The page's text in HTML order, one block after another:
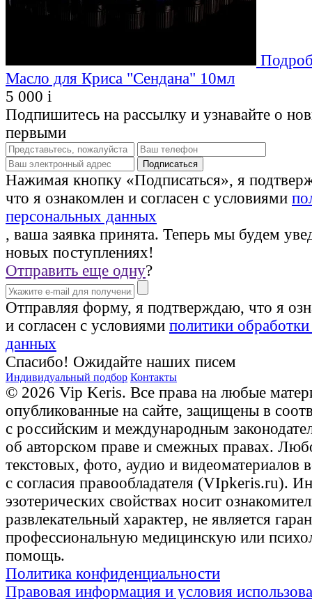
Масло для Криса "Сендана" 10мл
5 000 i
Подпишитесь на рассылку и узнавайте о
первыми
Нажимая кнопку «Подписаться», я
что я ознакомлен и согласен с условиями
персональных данных
, ваша заявка принята. Теперь мы будем
новых поступлениях!
Отправить еще одну?
Отправляя форму, я подтверждаю, что я
и согласен с условиями политики
данных
Спасибо! Ожидайте наших писем
Индивидуальный подбор Контакты
© 2026 Vip Keris. Все права на любые
опубликованные на сайте, защищены в
с российским и международным
об авторском праве и смежных правах.
текстовых, фото, аудио и видеоматериалов
с согласия правообладателя (VIpkeris.ru).
эзотерических свойствах носит
развлекательный характер, не является
профессиональную медицинскую или
помощь.
Политика конфиденциальности
Правовая информация и условия